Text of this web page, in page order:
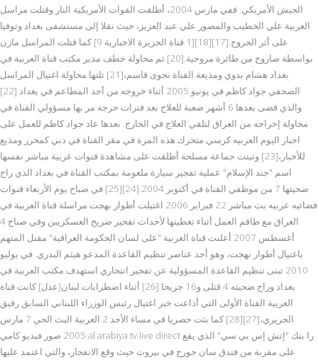
الجيش الأمريكي. ففي مارس 2004، أطلقت القوات الأمريكية النار وقتلت مراسل
العربية علي الخطيب والمصور علي عبد العزيز، حيث نقلا إلى مستشفى بغداد وتوفيا
على أثر الجروح.[17][18][1 قناة الجزيرة الاخبارية 9] كما قتلت المراسل مازن
بواسطة صاروخ من طائرة مروحية.[20] ثم محاولة خطف مدير مكتب قناة العربية في
بغداد هشام بدوي ومذيعة القناة نجوى قاسم،[21] تلتها محاولة اغتيال المراسل
الصحفي جواد كاظم في يونيو 2005 أثناء خروجه من أحد المطاعم في بغداد [22]
والذي قضى بعدها 6 أشهر صعبة للعلاج بعد فترات حرجة مر بها مسؤولي القناة في
محاولة إخراجه من العراق لتلقي العلاج في الخارج. بعدها عاد جواد كاظم للعمل على
اخبار اليوم العربيه كرسي متحرك هذه المرة في مقر القناة في دبي كمحرر ومذيع
للأخبار،[23] وتبنت جماعة مسلحة أطلقت على مشاهدة قنوات عربية مباشر نفسها
اسم "جند الإسلام" عملية تفجير سيارة ملغومة بمكتب القناة في بغداد الذي راح
ضحيتها 7 من موظفي القناة في أكتوبر 2004.[24][25] في صباح يوم الأربعاء قنوات
فضائيه عربيه بث مباشر 22 فبراير 2006 اغتيلت أطوار بهجت مراسلة قناة العربية في
العراق مع طاقم العمل أثناء تغطيتها لأحداث تفجير ضريح العسكريين وفي صباح 4
أغسطس 2007 أعلنت قناة العربية "على لسان الحكومة العراقية" مقتل المتهم
باغتيال أطوار بهجت، وهو أحد عناصر تنظيم القاعدة المدعو هيثم البدري. في يوليو
2010 تبنى تنظيم القاعدة المسؤولية عن تفجير انتحاري استهدف مكتب العربية في
بغداد وراح ضحيته 4 قتلى و16 جريحا.[26] أثناء اضطرابات لبنان[عدل] كانت قناة
العربية القناة الأولى التي أذاعت خبر اغتيال رئيس الوزراء اللبناني السابق رفيق
الحريري،[27][28] كما بثت حصريا في مساء الأحد 2 العربية البث الحي 7 مارس
2005 صور فيديو كامي al arabiya tv live direct را بنك "إتش إس بي سي" الذي يقع
على مقربة من فندق سان جورج في بيروت حيث وقع الانفجار، والتي اعتمد عليها